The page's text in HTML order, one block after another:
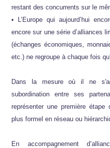
restant des concurrents sur le
• L’Europe qui aujourd’hui
encore sur une série d’alliances
(échanges économiques,
etc.) ne regroupe à chaque fois
Dans la mesure où il ne
subordination entre ses
représenter une première
plus formel en réseau ou
En accompagnement